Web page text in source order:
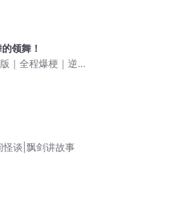
领舞！
｜全程爆梗｜逆
怪谈|飘剑讲故事